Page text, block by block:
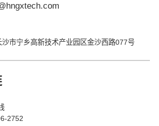
沙市宁乡高新技术产业园区金沙西路077号
2752